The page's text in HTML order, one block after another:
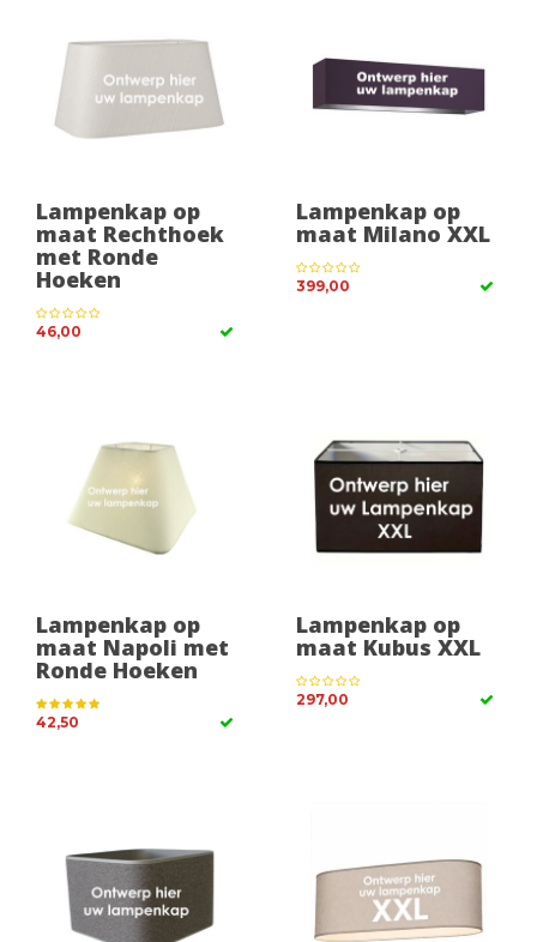
Lampenkap op
maat Rechthoek
met Ronde
Hoeken
46,00
Lampenkap op
maat Milano XXL
399,00
Lampenkap op
maat Napoli met
Ronde Hoeken
42,50
Lampenkap op
maat Kubus XXL
297,00